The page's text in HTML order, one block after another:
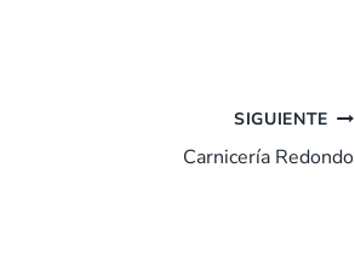
SIGUIENTE
Carnicería Redondo